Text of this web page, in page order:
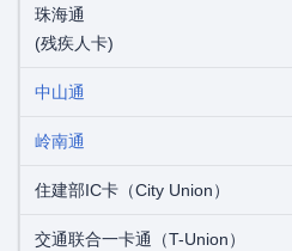
珠海通
(残疾人卡)
中山通
岭南通
住建部IC卡（City Union）
交通联合一卡通（T-Union）